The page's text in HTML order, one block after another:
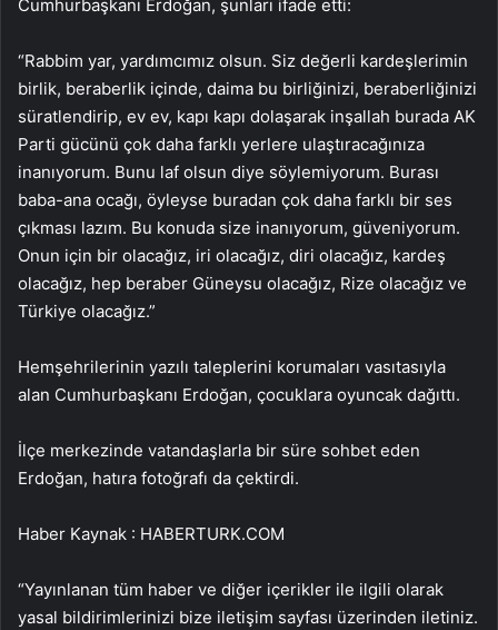
Cumhurbaşkanı Erdoğan, şunları ifade etti:
“Rabbim yar, yardımcımız olsun. Siz değerli kardeşlerimin
birlik, beraberlik içinde, daima bu birliğinizi, beraberliğinizi
süratlendirip, ev ev, kapı kapı dolaşarak inşallah burada AK
Parti gücünü çok daha farklı yerlere ulaştıracağınıza
inanıyorum. Bunu laf olsun diye söylemiyorum. Burası
baba-ana ocağı, öyleyse buradan çok daha farklı bir ses
çıkması lazım. Bu konuda size inanıyorum, güveniyorum.
Onun için bir olacağız, iri olacağız, diri olacağız, kardeş
olacağız, hep beraber Güneysu olacağız, Rize olacağız ve
Türkiye olacağız.”
Hemşehrilerinin yazılı taleplerini korumaları vasıtasıyla
alan Cumhurbaşkanı Erdoğan, çocuklara oyuncak dağıttı.
İlçe merkezinde vatandaşlarla bir süre sohbet eden
Erdoğan, hatıra fotoğrafı da çektirdi.
Haber Kaynak : HABERTURK.COM
“Yayınlanan tüm haber ve diğer içerikler ile ilgili olarak
yasal bildirimlerinizi bize iletişim sayfası üzerinden iletiniz.